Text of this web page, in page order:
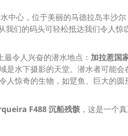
中心，位于美丽的马德拉岛丰沙
们的码头可轻松抵达我们令人惊
令人兴奋的潜水地点： 加拉惹国
是水下摄影的天堂。潜水者可能会
人惊奇的生物，如躄鱼、巨大的圆
F488 沉船残骸 ，这是一个